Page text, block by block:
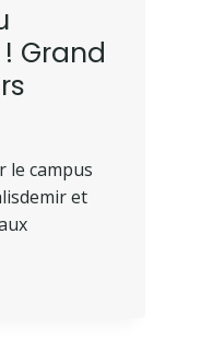
Grand
le campus
et